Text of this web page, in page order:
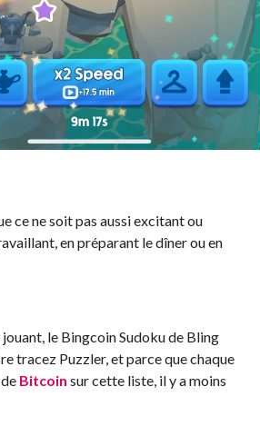
ce ne soit pas aussi excitant ou
en préparant le dîner ou en
le Bingcoin Sudoku de Bling
tracez Puzzler, et parce que chaque
Bitcoin sur cette liste, il y a moins